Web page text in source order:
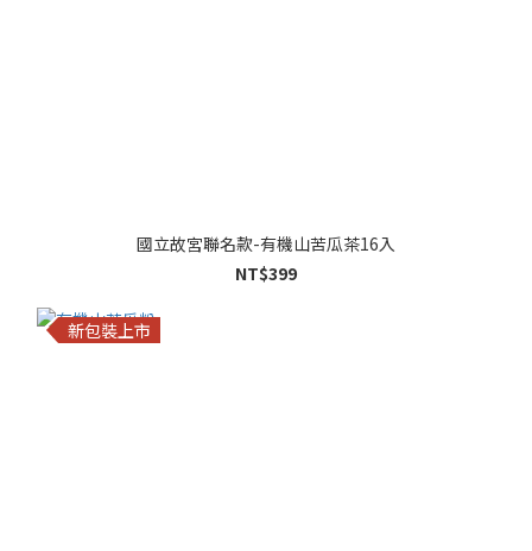
國立故宮聯名款-有機山苦瓜茶16入
NT$399
新包裝上市